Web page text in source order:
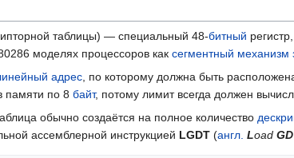
таблицы) — специальный 48-битный
моделях процессоров как сегментный механизм
адрес , по которому должна быть
памяти по 8 байт, потому лимит всегда должен
обычно создаётся на полное количество
ассемблерной инструкцией LGDT (англ. Load